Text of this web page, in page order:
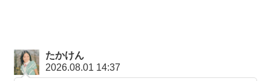
たかけん
2026.08.01 14:37